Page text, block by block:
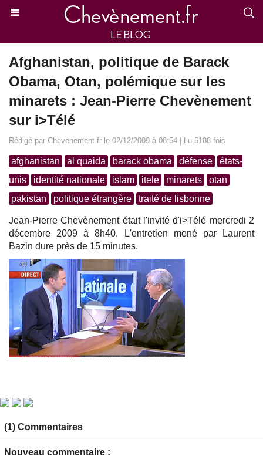
Afghanistan, politique de Barack
Obama, Otan, polémique sur les
minarets : Jean-Pierre Chevènement
sur i>Télé
Rédigé par Chevenement.fr le 02/12/2009 à 08:54 | Lu 5188 fois
afghanistan al quaida barack obama défense
états-
unis
identité nationale islam itele minarets
otan
pakistan
politique étrangère traité de lisbonne
Jean-Pierre Chevènement était l'invité d'i>Télé mercredi 2
décembre 2009 à 8h40. L'entretien mené par Laurent
Bazin dure près de 15 minutes.
(1) Commentaires
Nouveau commentaire :